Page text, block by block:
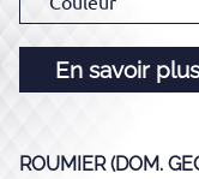
En savoir plus
ROUMIER (DOM.